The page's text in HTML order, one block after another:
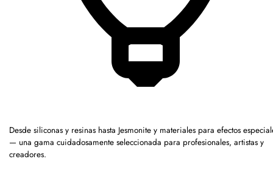
Desde siliconas y resinas hasta Jesmonite y materiales para efectos
— una gama cuidadosamente seleccionada para profesionales, artistas y
creadores.